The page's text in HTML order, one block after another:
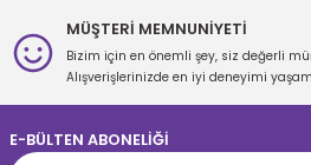
Gönder
MÜŞTERİ MEMNUNİYETİ
Bizim için en önemli şey, siz değerli
Alışverişlerinizde en iyi deneyimi
E-BÜLTEN ABONELİĞİ